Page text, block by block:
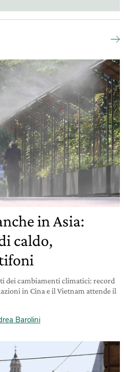
in Asia:
caldo,
dei cambiamenti climatici: record
in Cina e il Vietnam attende il
Barolini